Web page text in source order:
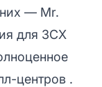
— Mr.
для 3CX
центров .